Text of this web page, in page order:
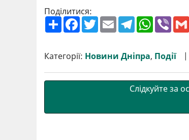
Поділитися:
П
о
р
и
F
a
b
o
T
w
t
e
E
m
l
T
e
g
r
W
h
s
A
V
r
Категорії: Новини Дніпра, Події
Слідкуйте за